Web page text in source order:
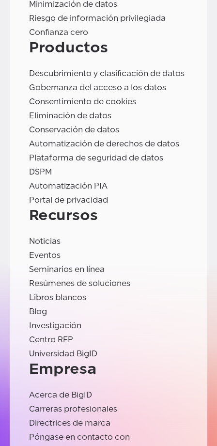
Minimización de datos
Riesgo de información privilegiada
Confianza cero
Productos
Descubrimiento y clasificación de datos
Gobernanza del acceso a los datos
Consentimiento de cookies
Eliminación de datos
Conservación de datos
Automatización de derechos de datos
Plataforma de seguridad de datos
DSPM
Automatización PIA
Portal de privacidad
Recursos
Noticias
Eventos
Seminarios en línea
Resúmenes de soluciones
Libros blancos
Blog
Investigación
Centro RFP
Universidad BigID
Empresa
Acerca de BigID
Carreras profesionales
Directrices de marca
Póngase en contacto con